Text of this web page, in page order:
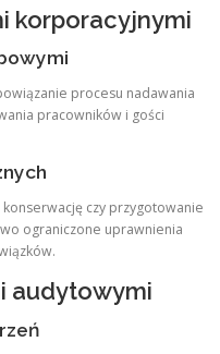
korporacyjnymi
procesu nadawania
pracowników i gości
czy przygotowanie
ograniczone uprawnienia
audytowymi